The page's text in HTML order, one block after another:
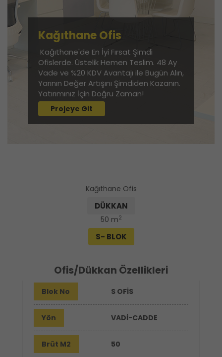
Kağıthane Ofis
Kağıthane'de En İyi Fırsat Şimdi
Ofislerde. Üstelik Hemen Teslim. 48 Ay
Vade ve %20 KDV Avantajı ile Bugün Alın,
Yarının Değer Artışını Şimdiden Kazanın.
Yatırımınız İçin Doğru Zaman!
Projeye Git
Kağıthane Ofis
DÜKKAN
50 m2
S- BLOK
Ofis/Dükkan Özellikleri
Blok No S OFİS
Yön VADİ-CADDE
Brüt M2 50